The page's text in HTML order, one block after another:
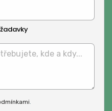
naše.